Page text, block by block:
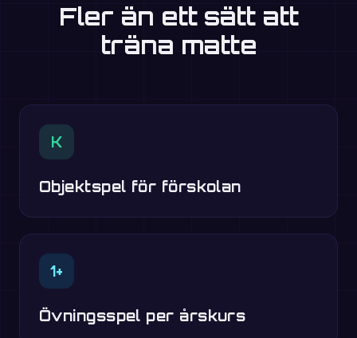
Fler än ett sätt att
träna matte
K
Objektspel för förskolan
1+
Övningsspel per årskurs